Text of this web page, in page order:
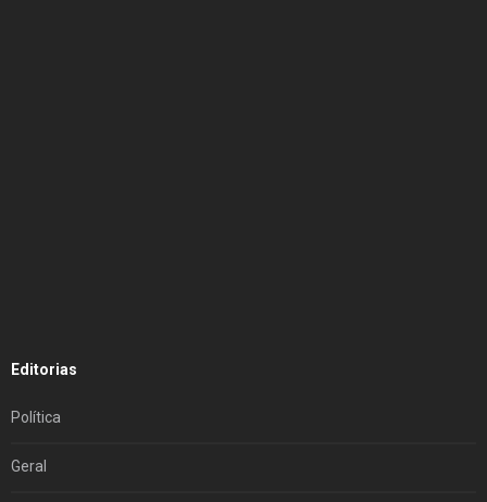
Editorias
Política
Geral